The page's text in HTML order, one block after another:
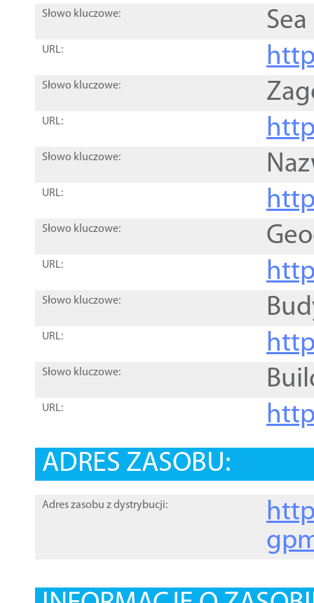
Słowo kluczowe:
URL:
Słowo kluczowe:
URL:
Słowo kluczowe:
URL:
Słowo kluczowe:
URL:
Słowo kluczowe:
URL:
Słowo kluczowe:
URL:
ADRES ZASOBU:
Adres zasobu z dystrybucji: